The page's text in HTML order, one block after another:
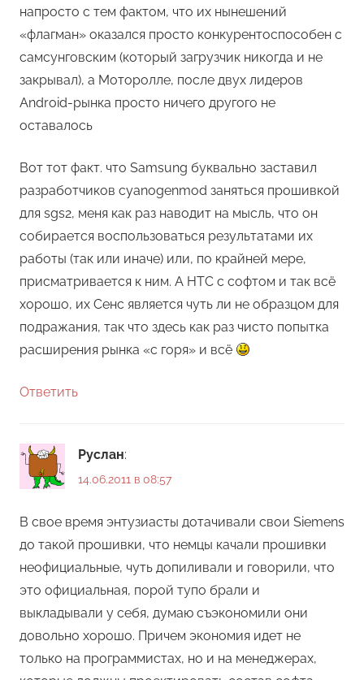
напросто с тем фактом, что их нынешений
«флагман» оказался просто конкурентоспособен с
самсунговским (который загрузчик никогда и не
закрывал), а Моторолле, после двух лидеров
Android-рынка просто ничего другого не
оставалось
Вот тот факт. что Samsung буквально заставил
разработчиков cyanogenmod заняться прошивкой
для sgs2, меня как раз наводит на мысль, что он
собирается воспользоваться результатами их
работы (так или иначе) или, по крайней мере,
присматривается к ним. А HTC с софтом и так всё
хорошо, их Сенс является чуть ли не образцом для
подражания, так что здесь как раз чисто попытка
расширения рынка «с горя» и всё
Ответить
Руслан:
14.06.2011 в 08:57
В свое время энтузиасты дотачивали свои Siemens
до такой прошивки, что немцы качали прошивки
неофициальные, чуть допиливали и говорили, что
это официальная, порой тупо брали и
выкладывали у себя, думаю съэкономили они
довольно хорошо. Причем экономия идет не
только на программистах, но и на менеджерах,